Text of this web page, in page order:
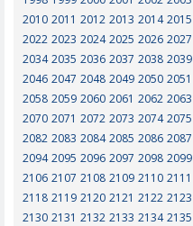
2010 2011 2012 2013 2014 2015
2022 2023 2024 2025 2026 2027
2034 2035 2036 2037 2038 2039
2046 2047 2048 2049 2050 2051
2058 2059 2060 2061 2062 2063
2070 2071 2072 2073 2074 2075
2082 2083 2084 2085 2086 2087
2094 2095 2096 2097 2098 2099
2106 2107 2108 2109 2110 2111
2118 2119 2120 2121 2122 2123
2130 2131 2132 2133 2134 2135